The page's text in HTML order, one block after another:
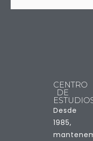
CENTRO
DE
Desde
1985,